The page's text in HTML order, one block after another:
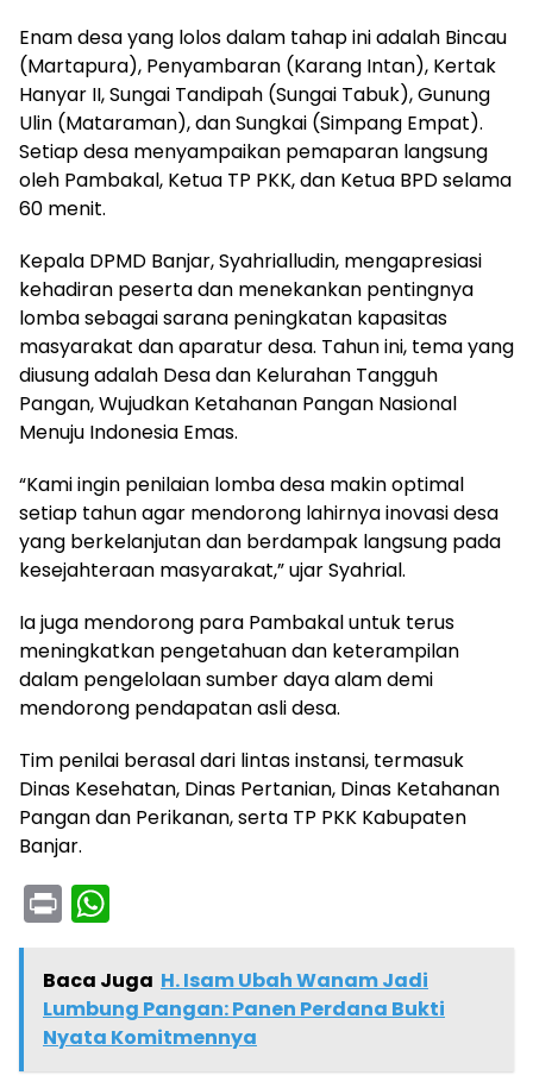
Enam desa yang lolos dalam tahap ini adalah Bincau
(Martapura), Penyambaran (Karang Intan), Kertak
Hanyar II, Sungai Tandipah (Sungai Tabuk), Gunung
Ulin (Mataraman), dan Sungkai (Simpang Empat).
Setiap desa menyampaikan pemaparan langsung
oleh Pambakal, Ketua TP PKK, dan Ketua BPD selama
60 menit.
Kepala DPMD Banjar, Syahrialludin, mengapresiasi
kehadiran peserta dan menekankan pentingnya
lomba sebagai sarana peningkatan kapasitas
masyarakat dan aparatur desa. Tahun ini, tema yang
diusung adalah Desa dan Kelurahan Tangguh
Pangan, Wujudkan Ketahanan Pangan Nasional
Menuju Indonesia Emas.
“Kami ingin penilaian lomba desa makin optimal
setiap tahun agar mendorong lahirnya inovasi desa
yang berkelanjutan dan berdampak langsung pada
kesejahteraan masyarakat,” ujar Syahrial.
Ia juga mendorong para Pambakal untuk terus
meningkatkan pengetahuan dan keterampilan
dalam pengelolaan sumber daya alam demi
mendorong pendapatan asli desa.
Tim penilai berasal dari lintas instansi, termasuk
Dinas Kesehatan, Dinas Pertanian, Dinas Ketahanan
Pangan dan Perikanan, serta TP PKK Kabupaten
Banjar.
Pr
in
t a
ts
A
Baca Juga H. Isam Ubah Wanam Jadi
Lumbung Pangan: Panen Perdana Bukti
Nyata Komitmennya